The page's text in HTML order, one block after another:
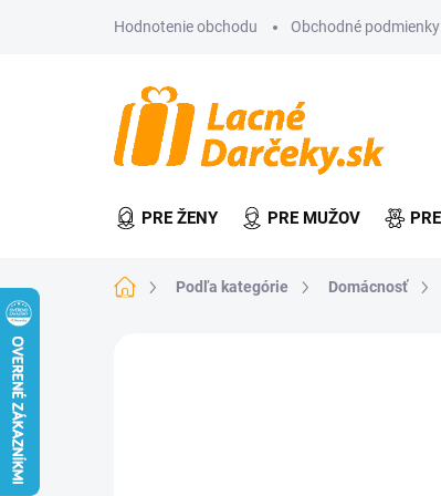
Hodnotenie obchodu Obchodné podmienky
PRE ŽENY PRE MUŽOV
DomovPodľa kategórie Domácnosť